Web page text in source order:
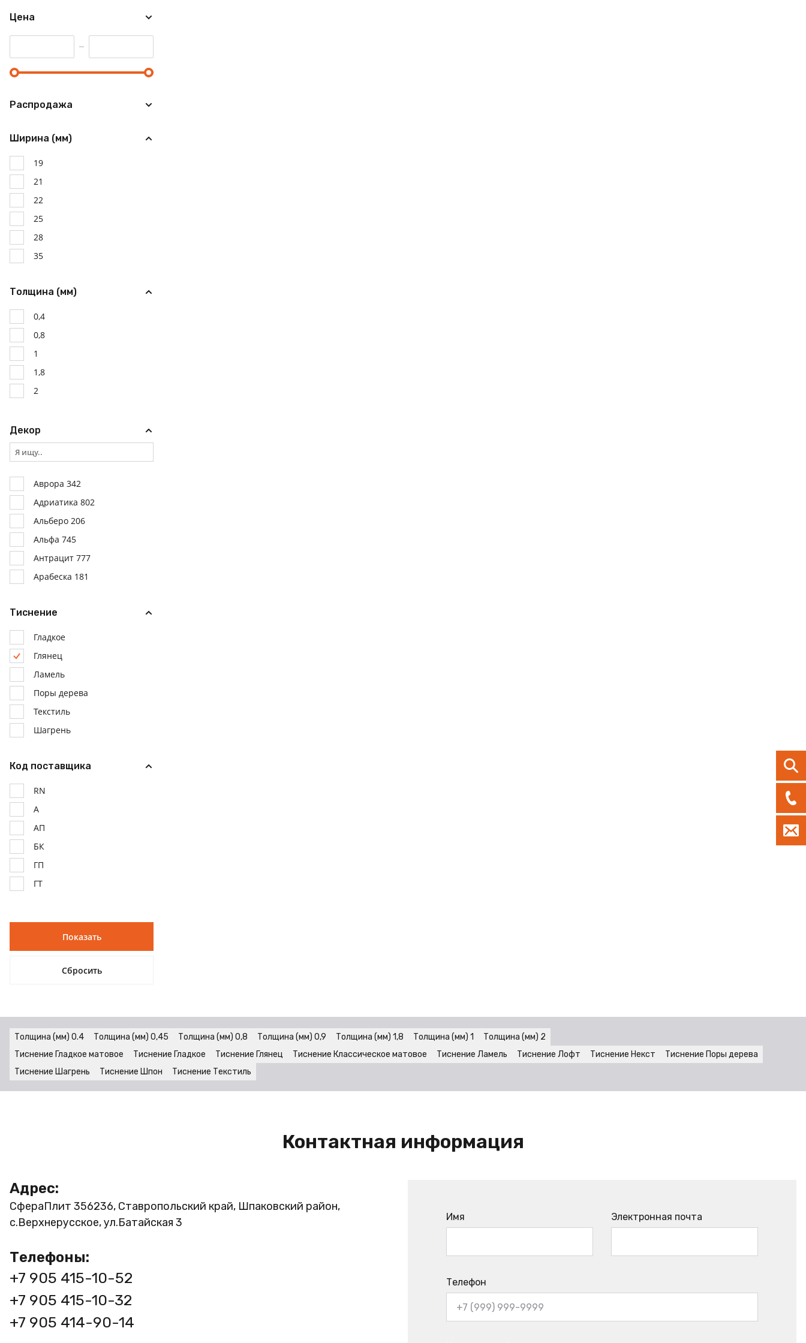
Цена
Распродажа
Ширина (мм)
19
21
22
25
28
35
Толщина (мм)
0,4
0,8
1
1,8
2
Декор
Аврора 342
Адриатика 802
Альберо 206
Альфа 745
Антрацит 777
Арабеска 181
Афелия 524
Бадега 381
Беж Камео 712
Бежевый грозовой
Бежевый древесный
Бежевый кашемировый
Бежевый кремовый
Белая 701
Бук Бавария 265
Вишня Оксфорд 380
Голубой морской
Графит 871
Грей 775
Дуб Апрельский Шоколад
266
Дуб Аррива 159
Дуб Атланта 157
Дуб Бунратти 190
Дуб Венге 138
пшеничный
Тиснение
Гладкое
Глянец
Ламель
Поры дерева
Текстиль
Шагрень
Код поставщика
RN
А
АП
БК
ГП
ГТ
ЕС
УП
ЭВ
Тиснение Гладкое матовое Тиснение Гладкое Тиснение Глянец Тиснение Классическое матовое Тиснение Ламель Тиснение Лофт Тиснение Некст
Тиснение Поры дерева
Тиснение Шагрень
Тиснение Шпон Тиснение Текстиль
Толщина (мм) 0.4 Толщина (мм) 0,45 Толщина (мм) 0,8 Толщина (мм) 0,9 Толщина (мм) 1,8 Толщина (мм) 1 Толщина (мм) 2
Контактная информация
Адрес:
СфераПлит 356236, Ставропольский край, Шпаковский район,
с.Верхнерусское, ул.Батайская 3
Телефоны:
+7 905 415-10-52
+7 905 415-10-32
+7 905 414-90-14
Имя Электронная почта
Телефон